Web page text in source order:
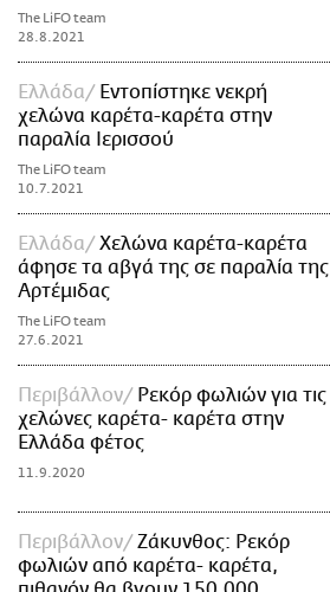
The LiFO team
28.8.2021
Ελλάδα
Εντοπίστηκε νεκρή
χελώνα καρέτα-καρέτα στην
παραλία Ιερισσού
The LiFO team
10.7.2021
Ελλάδα
Χελώνα καρέτα-καρέτα
άφησε τα αβγά της σε παραλία της
Αρτέμιδας
The LiFO team
27.6.2021
Περιβάλλον
Ρεκόρ φωλιών για τις
χελώνες καρέτα- καρέτα στην
Ελλάδα φέτος
11.9.2020
Περιβάλλον
Ζάκυνθος: Ρεκόρ
φωλιών από καρέτα- καρέτα,